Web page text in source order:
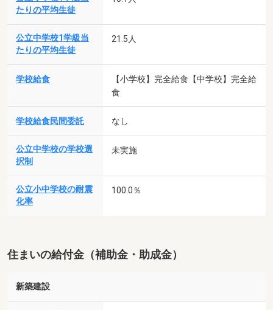
たりの平均生徒
公立中学校1学級当
たりの平均生徒
21.5人
学校給食
【小学校】完全給食【中学校】完全給
食
学校給食民間委託 なし
公立中学校の学校選
択制
未実施
公立小中学校の耐震
化率
100.0％
住まいの給付金（補助金・助成金）
新築建設